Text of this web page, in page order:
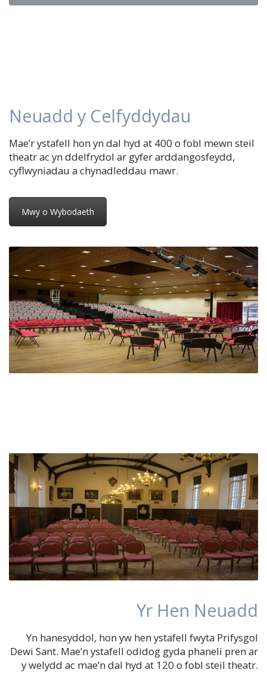
Neuadd y Celfyddydau
Mae’r ystafell hon yn dal hyd at 400 o fobl mewn steil
theatr ac yn ddelfrydol ar gyfer arddangosfeydd,
cyflwyniadau a chynadleddau mawr.
Mwy o Wybodaeth
Yr Hen Neuadd
Yn hanesyddol, hon yw hen ystafell fwyta Prifysgol
Dewi Sant. Mae’n ystafell odidog gyda phaneli pren ar
y welydd ac mae’n dal hyd at 120 o fobl steil theatr.